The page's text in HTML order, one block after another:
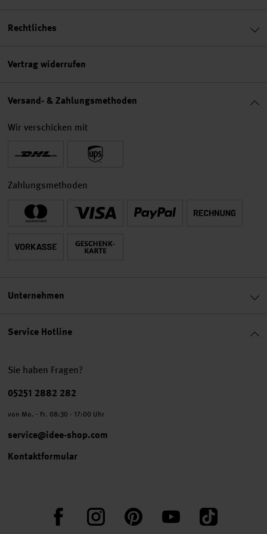
Service Hotline
Sie haben Fragen?
Telefonnummer
05251 2882 282
von Mo. - Fr. 08:30 - 17:00 Uhr
service@idee-shop.com
Kontaktformular
FacebookInstagram PinterestYouTube TikTok
Rechtliches
Vertrag widerrufen
Versand- & Zahlungsmethoden
Wir verschicken mit
Zahlungsmethoden
Unternehmen